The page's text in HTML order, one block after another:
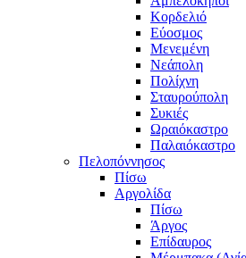
Κορδελιό
Εύοσμος
Μενεμένη
Νεάπολη
Πολίχνη
Σταυρούπολη
Συκιές
Ωραιόκαστρο
Παλαιόκαστρο
Πελοπόννησος
Πίσω
Αργολίδα
Πίσω
Άργος
Επίδαυρος